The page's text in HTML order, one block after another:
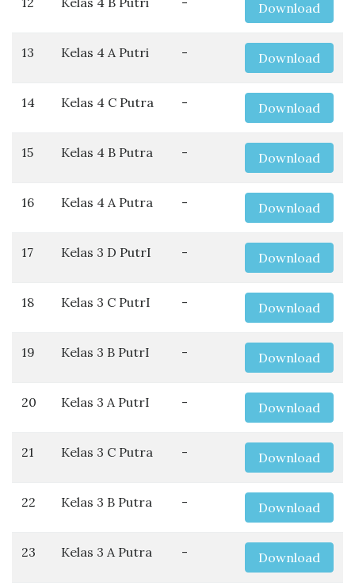
Download
13 Kelas 4 A Putri - Download
14 Kelas 4 C Putra - Download
15 Kelas 4 B Putra - Download
16 Kelas 4 A Putra - Download
17 Kelas 3 D PutrI - Download
18 Kelas 3 C PutrI - Download
19 Kelas 3 B PutrI - Download
20 Kelas 3 A PutrI - Download
21 Kelas 3 C Putra - Download
22 Kelas 3 B Putra - Download
23 Kelas 3 A Putra - Download